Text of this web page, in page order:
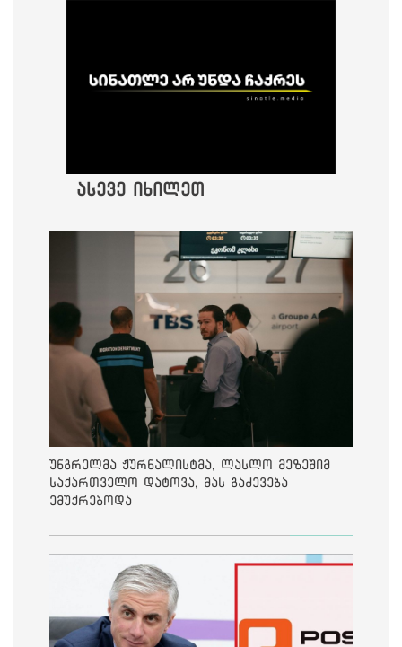
ასევე იხილეთ
უნგრელმა ჟურნალისტმა, ლასლო მეზეშიმ
საქართველო დატოვა, მას გაძევება
ემუქრებოდა